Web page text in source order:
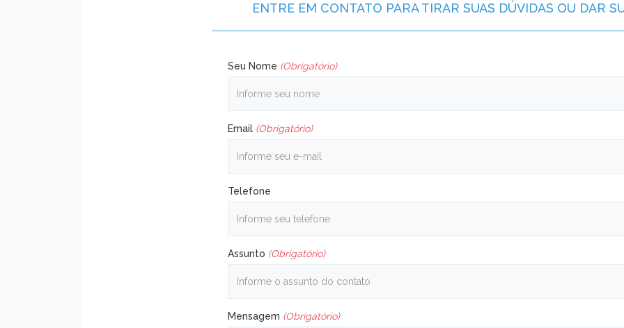
ENTRE EM CONTATO PARA TIRAR SUAS DÚVIDAS OU DAR
Seu Nome (Obrigatório)
Email (Obrigatório)
Telefone
Assunto (Obrigatório)
Mensagem (Obrigatório)